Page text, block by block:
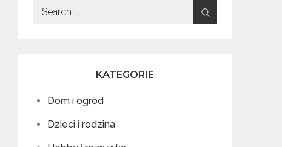
Search
KATEGORIE
Dom i ogród
Dzieci i rodzina